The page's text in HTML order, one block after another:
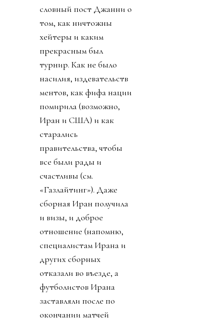
словный пост Джанни о
том, как ничтожны
хейтеры и каким
прекрасным был
турнир. Как не было
насилия, издевательств
ментов, как фифа нации
помирила (возможно,
Иран и США) и как
старались
правительства, чтобы
все были рады и
счастливы (см.
«Газлайтинг»). Даже
сборная Иран получила
и визы, и доброе
отношение (напомню,
специалистам Ирана и
других сборных
отказали во въезде, а
футболистов Ирана
заставляли после по
окончании матчей